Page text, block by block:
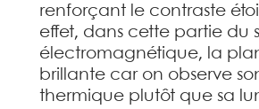
renforçant le contraste
effet, dans cette partie du
électromagnétique, la
brillante car on observe
thermique plutôt que sa